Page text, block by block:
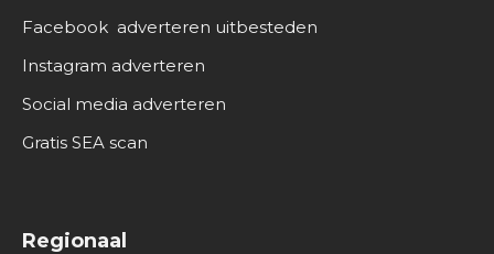
Facebook adverteren uitbesteden
Instagram adverteren
Social media adverteren
Gratis SEA scan
Regionaal